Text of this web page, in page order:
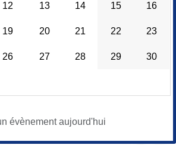
12 13 14 15 16
19 20 21 22 23
26 27 28 29 30
évènement aujourd'hui